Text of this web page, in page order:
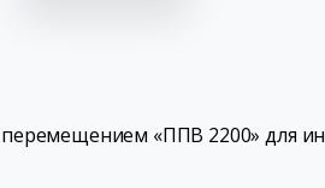
«ППВ 2200» для